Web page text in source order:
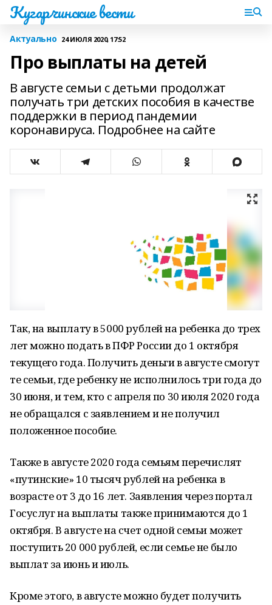
Кугарчинские вести
Актуально 24 ИЮЛЯ 2020, 17:52
Про выплаты на детей
В августе семьи с детьми продолжат
получать три детских пособия в качестве
поддержки в период пандемии
коронавируса. Подробнее на сайте
Так, на выплату в 5000 рублей на ребенка до трех
лет можно подать в ПФР России до 1 октября
текущего года. Получить деньги в августе смогут
те семьи, где ребенку не исполнилось три года до
30 июня, и тем, кто с апреля по 30 июля 2020 года
не обращался с заявлением и не получил
положенное пособие.
Также в августе 2020 года семьям перечислят
«путинские» 10 тысяч рублей на ребенка в
возрасте от 3 до 16 лет. Заявления через портал
Госуслуг на выплаты также принимаются до 1
октября. В августе на счет одной семьи может
поступить 20 000 рублей, если семье не было
выплат за июнь и июль.
Кроме этого, в августе можно будет получить